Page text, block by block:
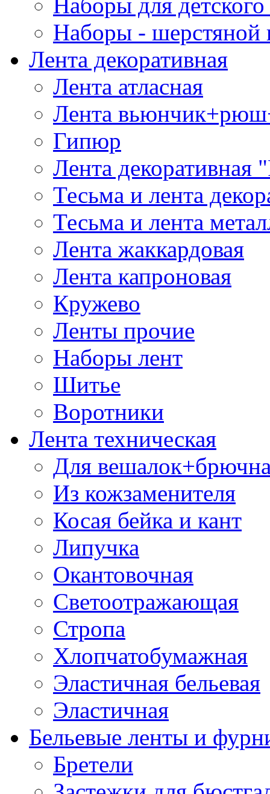
Наборы - шерстяной
Лента декоративная
Лента атласная
Лента
Гипюр
Лента декоративная
Тесьма и лента
Тесьма и лента
Лента жаккардовая
Лента капроновая
Кружево
Ленты прочие
Наборы лент
Шитье
Воротники
Лента техническая
Для
Из кожзаменителя
Косая бейка и кант
Липучка
Окантовочная
Светоотражающая
Стропа
Хлопчатобумажная
Эластичная бельевая
Эластичная
Бельевые ленты и
Бретели